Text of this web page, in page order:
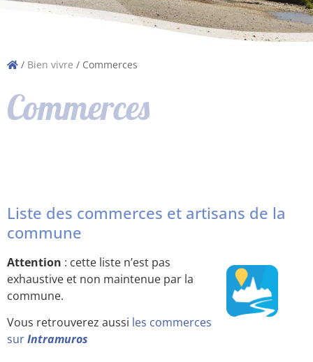
/ Bien vivre / Commerces
Commerces
Liste des commerces et artisans de la
commune
Attention : cette liste n’est pas
exhaustive et non maintenue par la
commune.
Vous retrouverez aussi les commerces
surIntramuros